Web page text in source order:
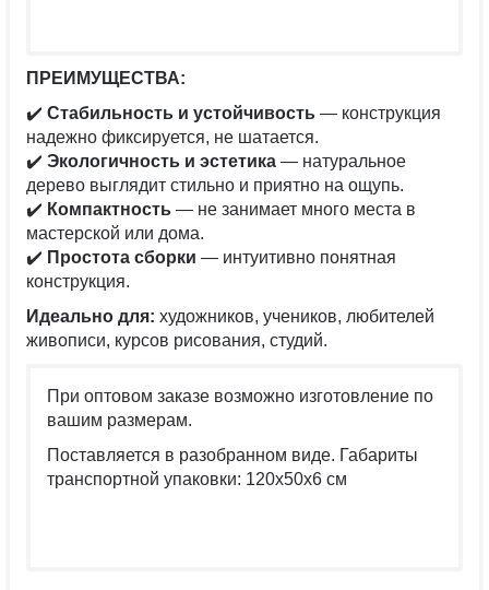
ПРЕИМУЩЕСТВА:
✔️ Стабильность и устойчивость — конструкция
надежно фиксируется, не шатается.
✔️ Экологичность и эстетика — натуральное
дерево выглядит стильно и приятно на ощупь.
✔️ Компактность — не занимает много места в
мастерской или дома.
✔️ Простота сборки — интуитивно понятная
конструкция.
Идеально для: художников, учеников, любителей
живописи, курсов рисования, студий.
При оптовом заказе возможно изготовление по
вашим размерам.
Поставляется в разобранном виде. Габариты
транспортной упаковки: 120х50х6 см